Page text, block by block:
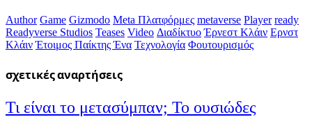
Author Game Gizmodo Meta Πλατφόρμες metaverse Player ready
Readyverse Studios Teases Video Διαδίκτυο Έρνεστ Κλάιν Ερνστ
Κλάιν Έτοιμος Παίκτης Ένα Τεχνολογία Φουτουρισμός
σχετικέςαναρτήσεις
Τι είναι το μετασύμπαν; Το ουσιώδες